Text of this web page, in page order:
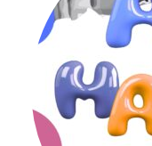
Galerija 2023
Galerija 2024
Galerija 2025